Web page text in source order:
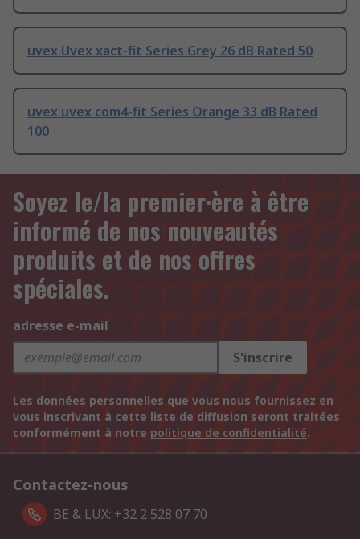
uvex Uvex xact-fit Series Grey 26 dB Rated 50
uvex uvex com4-fit Series Orange 33 dB Rated
100
Soyez le/la premier·ère à être
informé de nos nouveautés
produits et de nos offres
spéciales.
adresse e-mail
S'inscrire
Les données personnelles que vous nous fournissez en
vous inscrivant à cette liste de diffusion seront traitées
conformément à notre politique de confidentialité.
Contactez-nous
BE & LUX: +32 2 528 07 70